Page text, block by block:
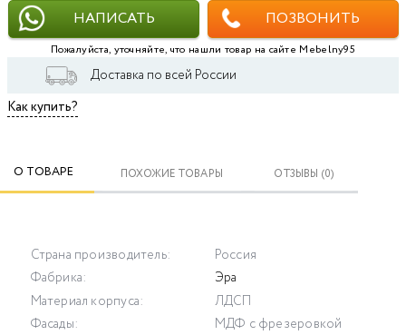
НАПИСАТЬ ПОЗВОНИТЬ
Пожалуйста, уточняйте, что нашли товар на сайте Mebelny95
Доставка по всей России
Как купить?
О ТОВАРЕ ПОХОЖИЕ ТОВАРЫ ОТЗЫВЫ (0)
Страна производитель:
Россия
Фабрика:
Эра
Материал корпуса:
ЛДСП
Фасады:
МДФ с фрезеровкой